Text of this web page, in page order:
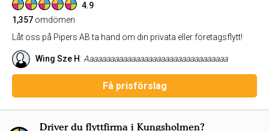
4.9
1,357 omdömen
Låt oss på Pipers AB ta hand om din privata eller företagsflytt!
Wing Sze H: Aaaaaaaaaaaaaaaaaaaaaaaaaaaaaaaaaa
Få prisförslag
Driver du flyttfirma i Kungsholmen?